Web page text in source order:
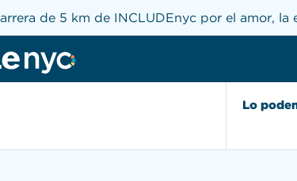
de 5 km de INCLUDEnyc por el amor,
Enter keywords to search the site
Lo